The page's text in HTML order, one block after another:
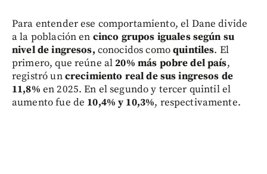
Para entender ese comportamiento, el Dane divide
a la población en cinco grupos iguales según su
nivel de ingresos, conocidos comoquintiles. El
primero, que reúne al20% más pobre del país,
registró uncrecimiento real de sus ingresos de
11,8% en 2025. En el segundo y tercer quintil el
aumento fue de 10,4% y 10,3%, respectivamente.